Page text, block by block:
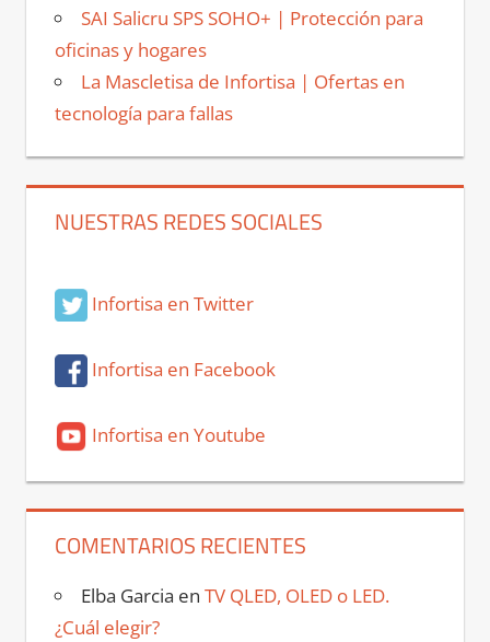
SAI Salicru SPS SOHO+ | Protección para
oficinas y hogares
La Mascletisa de Infortisa | Ofertas en
tecnología para fallas
NUESTRAS REDES SOCIALES
Infortisa en Twitter
Infortisa en Facebook
Infortisa en Youtube
COMENTARIOS RECIENTES
Elba Garcia en TV QLED, OLED o LED.
¿Cuál elegir?